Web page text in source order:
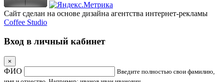
Сайт сделан на основе дизайна агентства интернет-рекламы
Coffee Studio
Вход в личный кабинет
×
ФИО
Введите полностью свои фамилию,